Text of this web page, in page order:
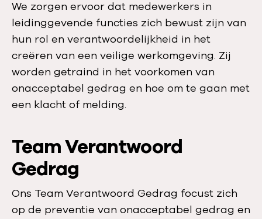
We zorgen ervoor dat medewerkers in
leidinggevende functies zich bewust zijn van
hun rol en verantwoordelijkheid in het
creëren van een veilige werkomgeving. Zij
worden getraind in het voorkomen van
onacceptabel gedrag en hoe om te gaan met
een klacht of melding.
Team Verantwoord
Gedrag
Ons Team Verantwoord Gedrag focust zich
op de preventie van onacceptabel gedrag en